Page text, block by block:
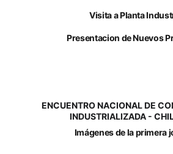
Visita a Planta
Presentacion de Nuevos
ENCUENTRO NACIONAL DE
INDUSTRIALIZADA -
Imágenes de la primera